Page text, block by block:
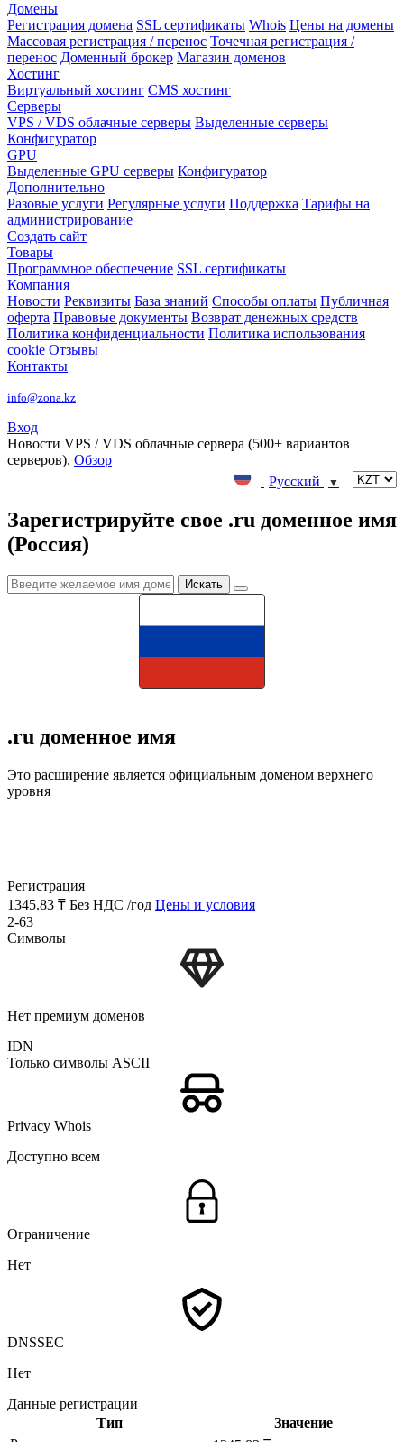
Домены
Регистрация домена SSL сертификаты Whois Цены на домены
Массовая регистрация / перенос Точечная регистрация /
перенос Доменный брокер Магазин доменов
Хостинг
Виртуальный хостинг CMS хостинг
Серверы
VPS / VDS облачные серверы Выделенные серверы
Конфигуратор
GPU
Выделенные GPU серверы Конфигуратор
Дополнительно
Разовые услуги Регулярные услуги Поддержка Тарифы на
администрирование
Создать сайт
Товары
Программное обеспечение SSL сертификаты
Компания
Новости Реквизиты База знаний Способы оплаты Публичная
оферта Правовые документы Возврат денежных средств
Политика конфиденциальности Политика использования
cookie Отзывы
Контакты
info@zona.kz
Вход
Новости VPS / VDS облачные сервера (500+ вариантов
серверов). Обзор
Русский
▼
Зарегистрируйте свое .ru доменное имя
(Россия)
.ru доменное имя
Это расширение является официальным доменом верхнего
уровня
Регистрация
1345.83 ₸ Без НДС /год Цены и условия
2-63
Символы
Нет премиум доменов
IDN
Только символы ASCII
Privacy Whois
Доступно всем
Ограничение
Нет
DNSSEC
Нет
Данные регистрации
Тип
Значение